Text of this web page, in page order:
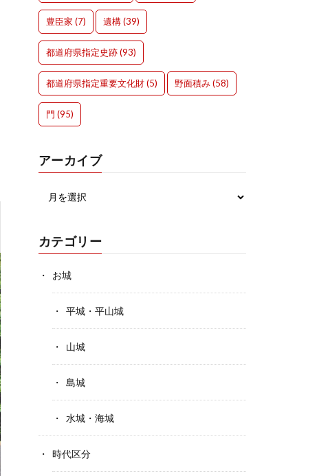
豊臣家 (7) 遺構(39)
都道府県指定史跡(93)
都道府県指定重要文化財(5) 野面積み(58)
門 (95)
アーカイブ
カテゴリー
お城
平城・平山城
山城
島城
水城・海城
時代区分